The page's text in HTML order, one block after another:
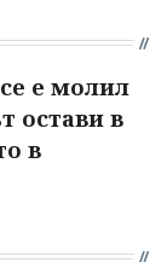
е молил
остави в
в